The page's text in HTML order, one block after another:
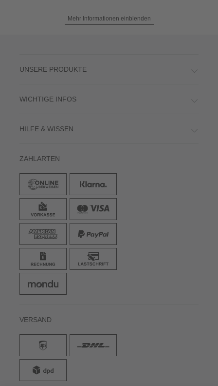
Mehr Informationen einblenden
UNSERE PRODUKTE
WICHTIGE INFOS
HILFE & WISSEN
ZAHLARTEN
VERSAND